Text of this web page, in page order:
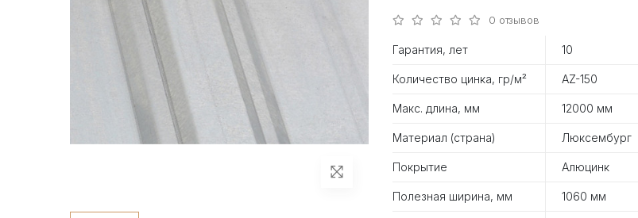
0 отзывов
Гарантия, лет 10
Количество цинка, гр/м² AZ-150
Макс. длина, мм 12000 мм
Материал (страна) Люксембург
Покрытие Алюцинк
Полезная ширина, мм 1060 мм